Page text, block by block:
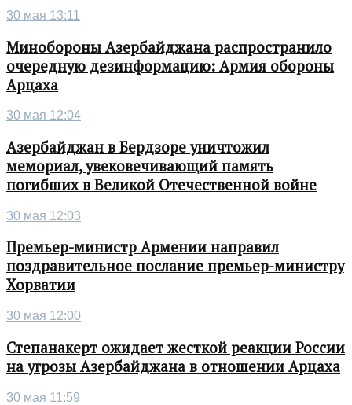
30 мая 13:11
Минобороны Азербайджана распространило
очередную дезинформацию: Армия обороны
Арцаха
30 мая 12:04
Азербайджан в Бердзоре уничтожил
мемориал, увековечивающий память
погибших в Великой Отечественной войне
30 мая 12:03
Премьер-министр Армении направил
поздравительное послание премьер-министру
Хорватии
30 мая 12:00
Степанакерт ожидает жесткой реакции России
на угрозы Азербайджана в отношении Арцаха
30 мая 11:59